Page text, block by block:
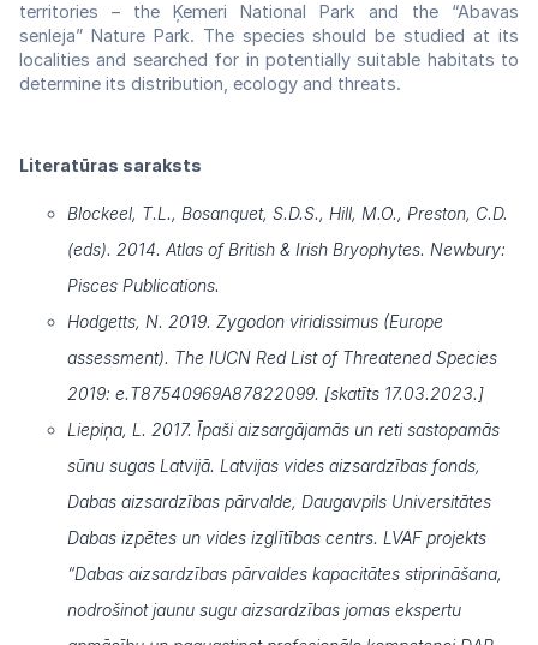
territories – the Ķemeri National Park and the “Abavas
senleja” Nature Park. The species should be studied at its
localities and searched for in potentially suitable habitats to
determine its distribution, ecology and threats.
Literatūras saraksts
Blockeel, T.L., Bosanquet, S.D.S., Hill, M.O., Preston, C.D.
(eds). 2014. Atlas of British & Irish Bryophytes. Newbury:
Pisces Publications.
Hodgetts, N. 2019. Zygodon viridissimus (Europe
assessment). The IUCN Red List of Threatened Species
2019: e.T87540969A87822099. [skatīts 17.03.2023.]
Liepiņa, L. 2017. Īpaši aizsargājamās un reti sastopamās
sūnu sugas Latvijā. Latvijas vides aizsardzības fonds,
Dabas aizsardzības pārvalde, Daugavpils Universitātes
Dabas izpētes un vides izglītības centrs. LVAF projekts
“Dabas aizsardzības pārvaldes kapacitātes stiprināšana,
nodrošinot jaunu sugu aizsardzības jomas ekspertu